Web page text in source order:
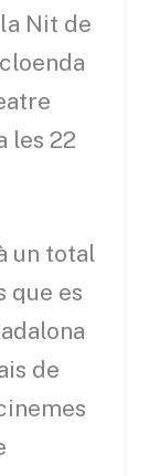
Nit de
les 22
un total
que es
de